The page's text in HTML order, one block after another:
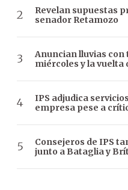
Revelan supuestas
senador Retamozo
Anuncian lluvias
miércoles y la vuelta
IPS adjudica
empresa pese a
Consejeros de IPS
junto a Bataglia y